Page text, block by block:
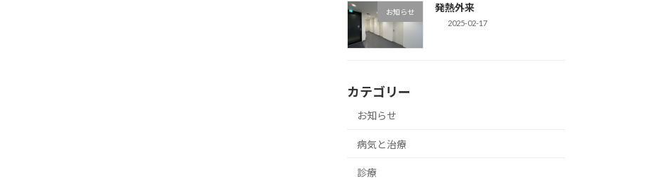
お知らせ 発熱外来
2025-02-17
カテゴリー
お知らせ
病気と治療
診療